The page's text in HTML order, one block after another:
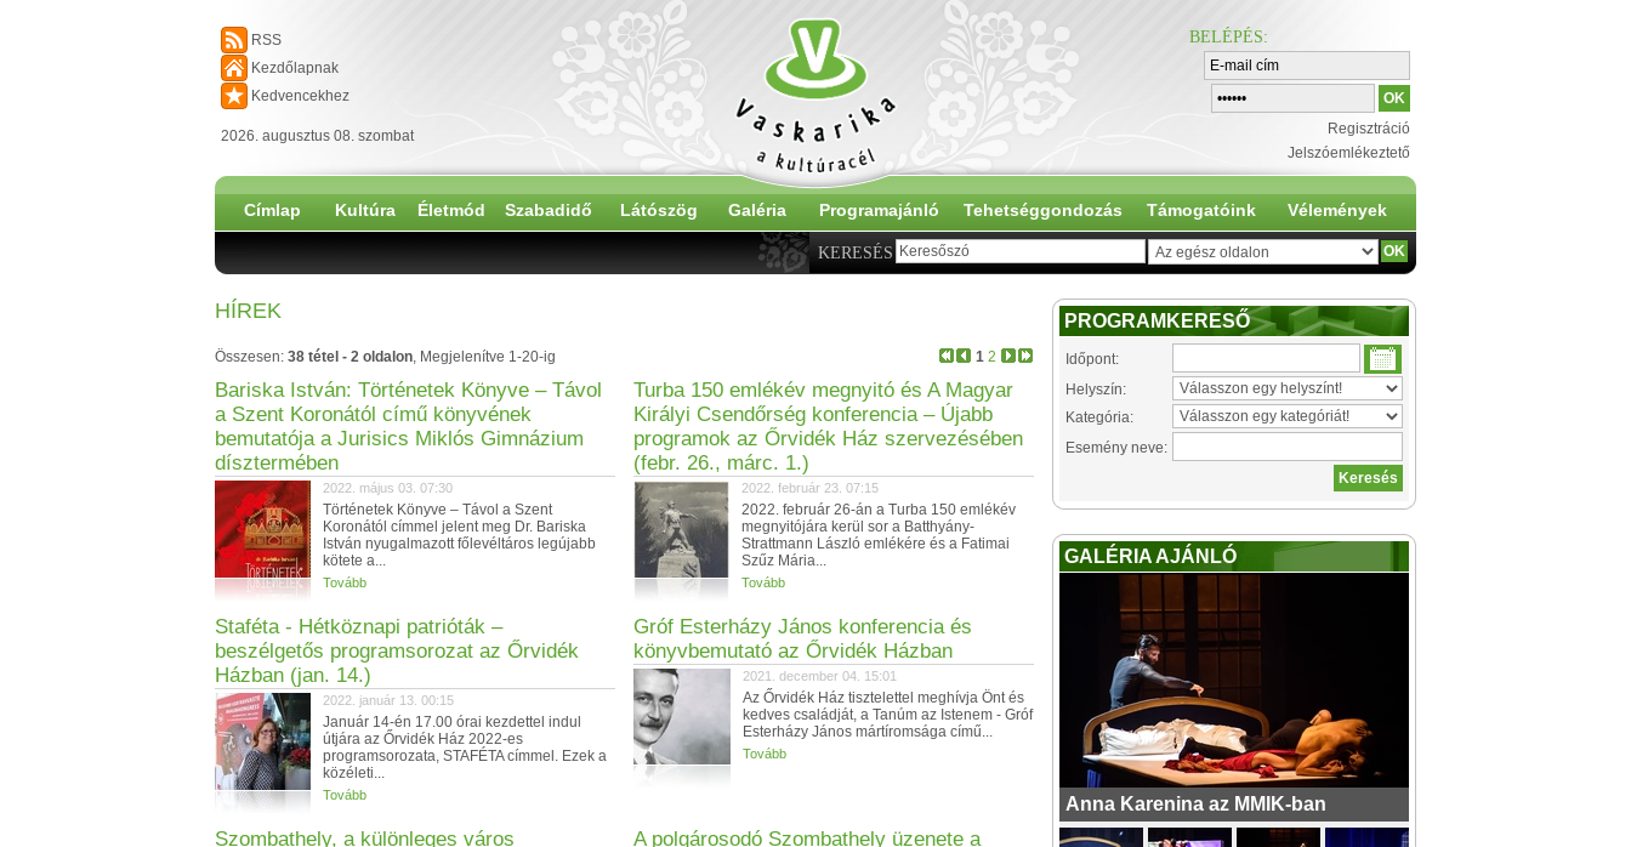
RSS
Kezdőlapnak
Kedvencekhez
2026. augusztus 08. szombat
BELÉPÉS:
Regisztráció
Jelszóemlékeztető
Címlap Kultúra Életmód Szabadidő Látószög Galéria Programajánló Tehetséggondozás Támogatóink Vélemények
KERESÉS
HÍREK
1 2
Összesen: 38 tétel - 2 oldalon, Megjelenítve 1-20-ig
Bariska István: Történetek Könyve – Távol
a Szent Koronától című könyvének
bemutatója a Jurisics Miklós Gimnázium
dísztermében
2022. május 03. 07:30
Történetek Könyve – Távol a Szent
Koronától címmel jelent meg Dr. Bariska
István nyugalmazott főlevéltáros legújabb
kötete a...
Tovább
Turba 150 emlékév megnyitó és A Magyar
Királyi Csendőrség konferencia – Újabb
programok az Őrvidék Ház szervezésében
(febr. 26., márc. 1.)
2022. február 23. 07:15
2022. február 26-án a Turba 150 emlékév
megnyitójára kerül sor a Batthyány-
Strattmann László emlékére és a Fatimai
Szűz Mária...
Tovább
Staféta - Hétköznapi patrióták –
beszélgetős programsorozat az Őrvidék
Házban (jan. 14.)
2022. január 13. 00:15
Január 14-én 17.00 órai kezdettel indul
útjára az Őrvidék Ház 2022-es
programsorozata, STAFÉTA címmel. Ezek a
közéleti...
Tovább
Gróf Esterházy János konferencia és
könyvbemutató az Őrvidék Házban
2021. december 04. 15:01
Az Őrvidék Ház tisztelettel meghívja Önt és
kedves családját, a Tanúm az Istenem - Gróf
Esterházy János mártíromsága című...
Tovább
Szombathely, a különleges város
A polgárosodó Szombathely üzenete a
PROGRAMKERESŐ
Időpont:
Helyszín:
Kategória:
Esemény neve:
GALÉRIA AJÁNLÓ
Anna Karenina az MMIK-ban